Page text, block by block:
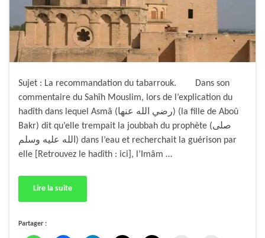
Sujet : La recommandation du tabarrouk. Dans son
commentaire du Sahîh Mouslim, lors de l’explication du
hadîth dans lequel Asmâ (رضي الله عنها) (la fille de Aboû
Bakr) dit qu’elle trempait la joubbah du prophète (صلى
الله عليه وسلم) dans l’eau et recherchait la guérison par
elle [Retrouvez le hadîth : ici], l’Imâm …
Lire la suite
Partager :